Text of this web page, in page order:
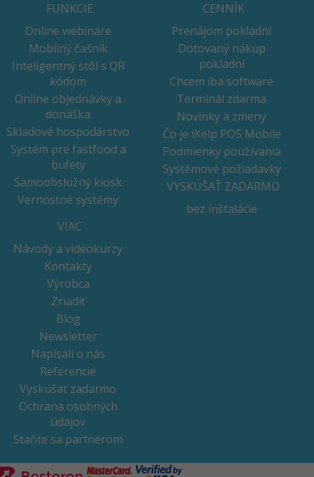
FUNKCIE
Online webináre
Mobilný čašník
Inteligentný stôl s QR
kódom
Online objednávky a
donáška
Skladové hospodárstvo
Systém pre fastfood a
bufety
Samoobslužný kiosk
Vernostné systémy
CENNÍK
Prenájom pokladní
Dotovaný nákup
pokladní
Chcem iba software
Terminál zdarma
Novinky a zmeny
Čo je iKelp POS Mobile
Podmienky používania
Systémové požiadavky
VYSKÚŠAŤ ZADARMO
bez inštalácie
VIAC
Návody a videokurzy
Kontakty
Výrobca
Zriadiť
Blog
Newsletter
Napísali o nás
Referencie
Vyskúšať zadarmo
Ochrana osobných
údajov
Staňte sa partnerom